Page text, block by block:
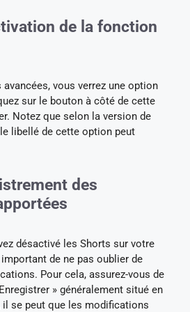
de la fonction
vous verrez une option
sur le bouton à côté de cette
Notez que selon la version de
le libellé de cette option peut
des
désactivé les Shorts sur votre
de ne pas oublier de
Pour cela, assurez-vous de
» généralement situé en
il se peut que les modifications